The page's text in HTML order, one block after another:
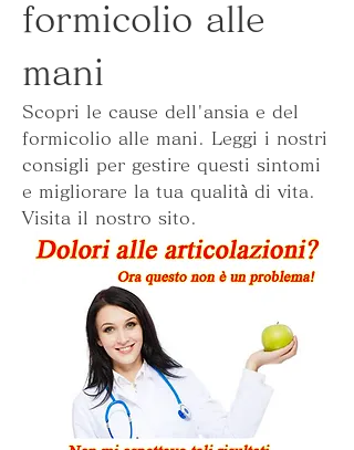
formicolio alle
mani
Scopri le cause dell'ansia e del
formicolio alle mani. Leggi i nostri
consigli per gestire questi sintomi
e migliorare la tua qualità di vita.
Visita il nostro sito.